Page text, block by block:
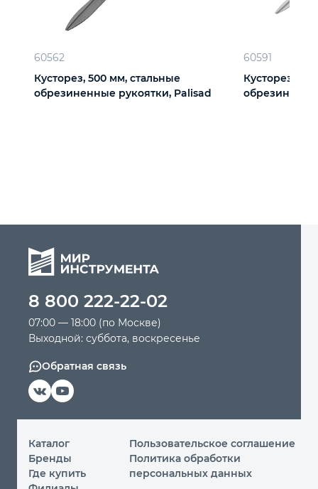
60562
Кусторез, 500 мм, стальные
обрезиненные рукоятки, Palisad
60591
Кусторез,
8 800 222-22-02
07:00 — 18:00 (по Москве)
Выходной: суббота, воскресенье
Обратная связь
Каталог
Бренды
Где купить
Пользовательское соглашение
Политика обработки
персональных данных